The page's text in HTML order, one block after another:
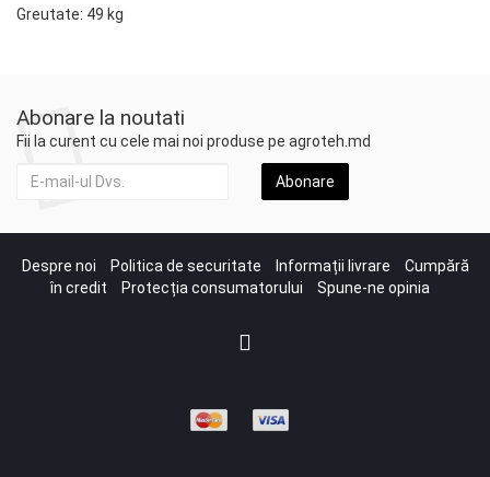
Greutate: 49 kg
Abonare la noutati
Fii la curent cu cele mai noi produse pe agroteh.md
Abonare
Despre noi Politica de securitate Informații livrare
Cumpără
în credit
Protecția consumatorului Spune-ne opinia